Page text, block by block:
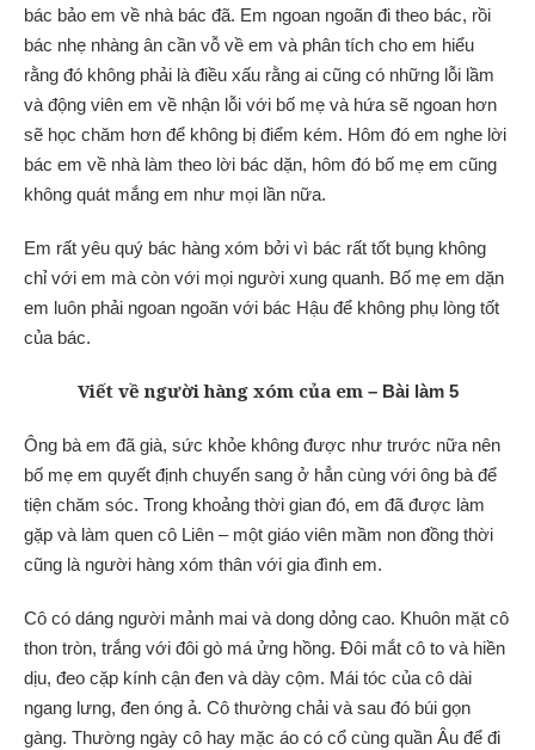
bác bảo em về nhà bác đã. Em ngoan ngoãn đi theo bác, rồi
bác nhẹ nhàng ân cần vỗ về em và phân tích cho em hiểu
rằng đó không phải là điều xấu rằng ai cũng có những lỗi lầm
và động viên em về nhận lỗi với bố mẹ và hứa sẽ ngoan hơn
sẽ học chăm hơn để không bị điểm kém. Hôm đó em nghe lời
bác em về nhà làm theo lời bác dặn, hôm đó bố mẹ em cũng
không quát mắng em như mọi lần nữa.
Em rất yêu quý bác hàng xóm bởi vì bác rất tốt bụng không
chỉ với em mà còn với mọi người xung quanh. Bố mẹ em dặn
em luôn phải ngoan ngoãn với bác Hậu để không phụ lòng tốt
của bác.
Viết về người hàng xóm của em – Bài làm 5
Ông bà em đã già, sức khỏe không được như trước nữa nên
bố mẹ em quyết định chuyển sang ở hẳn cùng với ông bà để
tiện chăm sóc. Trong khoảng thời gian đó, em đã được làm
gặp và làm quen cô Liên – một giáo viên mầm non đồng thời
cũng là người hàng xóm thân với gia đình em.
Cô có dáng người mảnh mai và dong dỏng cao. Khuôn mặt cô
thon tròn, trắng với đôi gò má ửng hồng. Đôi mắt cô to và hiền
dịu, đeo cặp kính cận đen và dày cộm. Mái tóc của cô dài
ngang lưng, đen óng ả. Cô thường chải và sau đó búi gọn
gàng. Thường ngày cô hay mặc áo có cổ cùng quần Âu để đi